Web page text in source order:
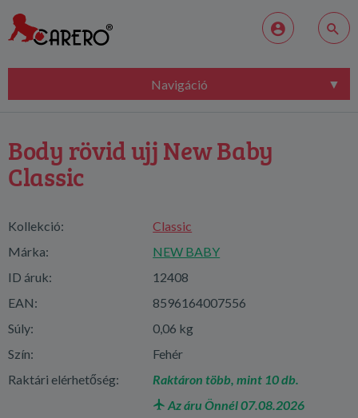
Navigáció
Body rövid ujj New Baby
Classic
Kollekció:
Classic
Márka:
NEW BABY
ID áruk:
12408
EAN:
8596164007556
Súly:
0,06 kg
Szín:
Fehér
Raktári elérhetőség:
Raktáron több, mint 10 db.
Az áru Önnél 07.08.2026